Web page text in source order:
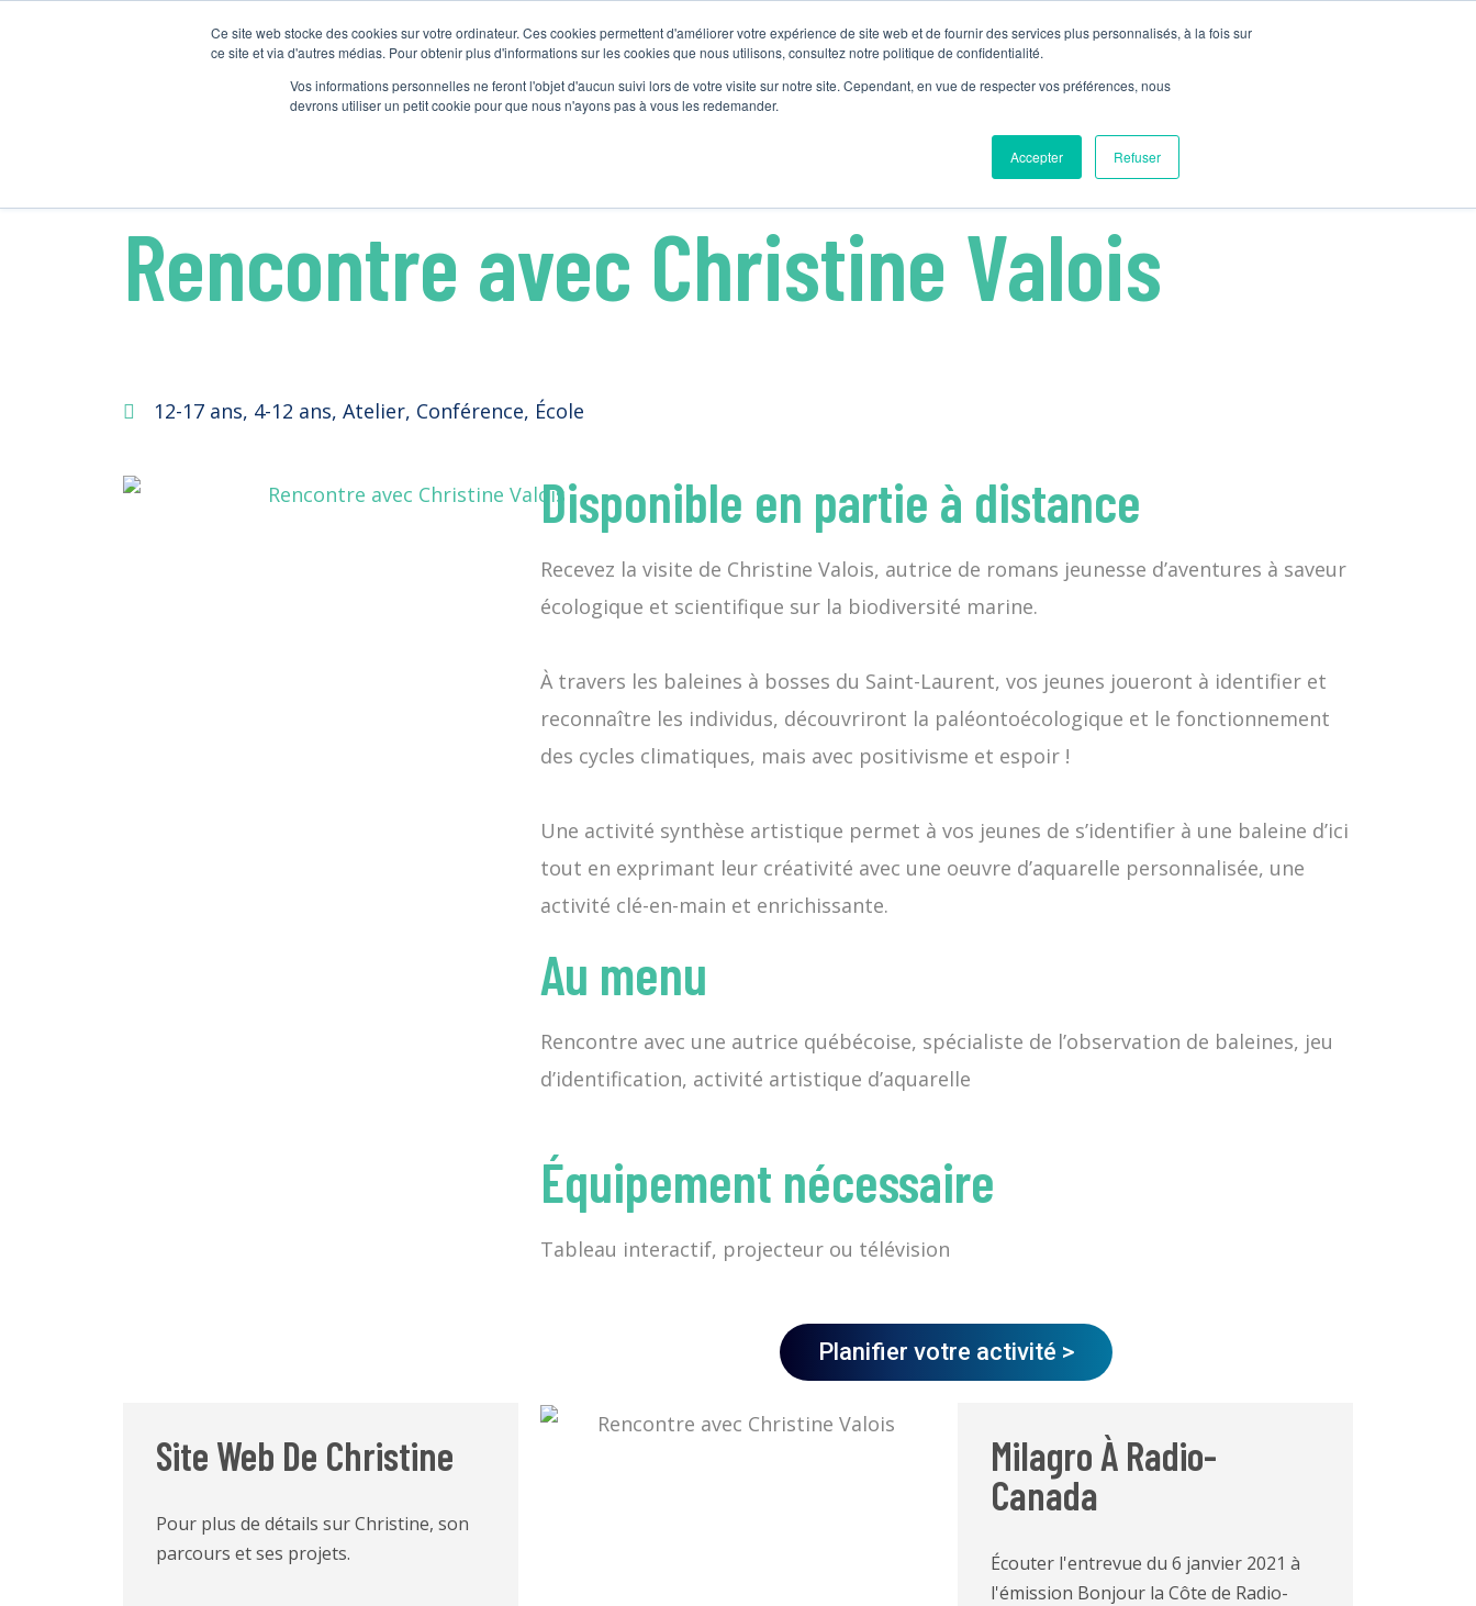
Ce site web stocke des cookies sur votre ordinateur. Ces cookies permettent d'améliorer votre expérience de site web et de fournir des services plus personnalisés, à la fois sur
ce site et via d'autres médias. Pour obtenir plus d'informations sur les cookies que nous utilisons, consultez notre politique de confidentialité.
Vos informations personnelles ne feront l'objet d'aucun suivi lors de votre visite sur notre site. Cependant, en vue de respecter vos préférences, nous
devrons utiliser un petit cookie pour que nous n'ayons pas à vous les redemander.
Accepter Refuser
ACCUEIL NOS ACTIVITÉS MATÉRIEL PÉDAGOGIQUE À PROPOS NOUS CONTACTER PLANIFIONS VOTRE ACTIVITÉ
Activity Category :12-17 ans
Rencontre avec Christine Valois
12-17 ans, 4-12 ans, Atelier, Conférence, École
Disponible en partie à distance
Recevez la visite de Christine Valois, autrice de romans jeunesse d’aventures à saveur
écologique et scientifique sur la biodiversité marine.
À travers les baleines à bosses du Saint-Laurent, vos jeunes joueront à identifier et
reconnaître les individus, découvriront la paléontoécologique et le fonctionnement
des cycles climatiques, mais avec positivisme et espoir !
Une activité synthèse artistique permet à vos jeunes de s’identifier à une baleine d’ici
tout en exprimant leur créativité avec une oeuvre d’aquarelle personnalisée, une
activité clé-en-main et enrichissante.
Au menu
Rencontre avec une autrice québécoise, spécialiste de l’observation de baleines, jeu
d’identification, activité artistique d’aquarelle
Équipement nécessaire
Tableau interactif, projecteur ou télévision
Planifier votre activité >
Site Web De Christine
Pour plus de détails sur Christine, son
parcours et ses projets.
Milagro À Radio-
Canada
Écouter l'entrevue du 6 janvier 2021 à
l'émission Bonjour la Côte de Radio-